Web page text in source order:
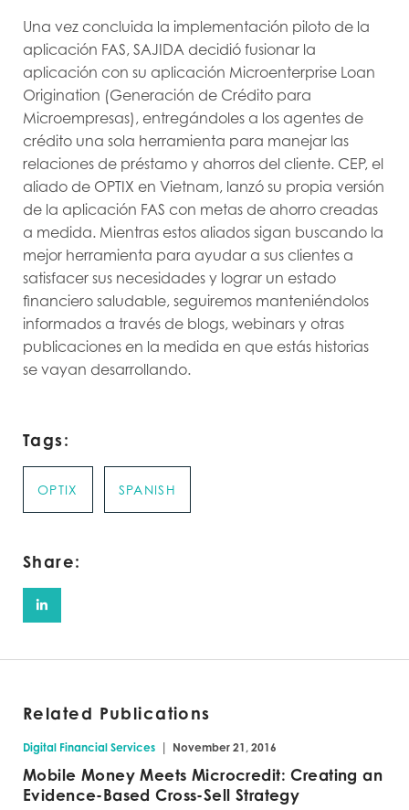
Una vez concluida la implementación piloto de la
aplicación FAS, SAJIDA decidió fusionar la
aplicación con su aplicación Microenterprise Loan
Origination (Generación de Crédito para
Microempresas), entregándoles a los agentes de
crédito una sola herramienta para manejar las
relaciones de préstamo y ahorros del cliente. CEP, el
aliado de OPTIX en Vietnam, lanzó su propia versión
de la aplicación FAS con metas de ahorro creadas
a medida. Mientras estos aliados sigan buscando la
mejor herramienta para ayudar a sus clientes a
satisfacer sus necesidades y lograr un estado
financiero saludable, seguiremos manteniéndolos
informados a través de blogs, webinars y otras
publicaciones en la medida en que estás historias
se vayan desarrollando.
Tags:
OPTIX SPANISH
Share:
Related Publications
Digital Financial Services | November 21, 2016
Mobile Money Meets Microcredit: Creating an
Evidence-Based Cross-Sell Strategy